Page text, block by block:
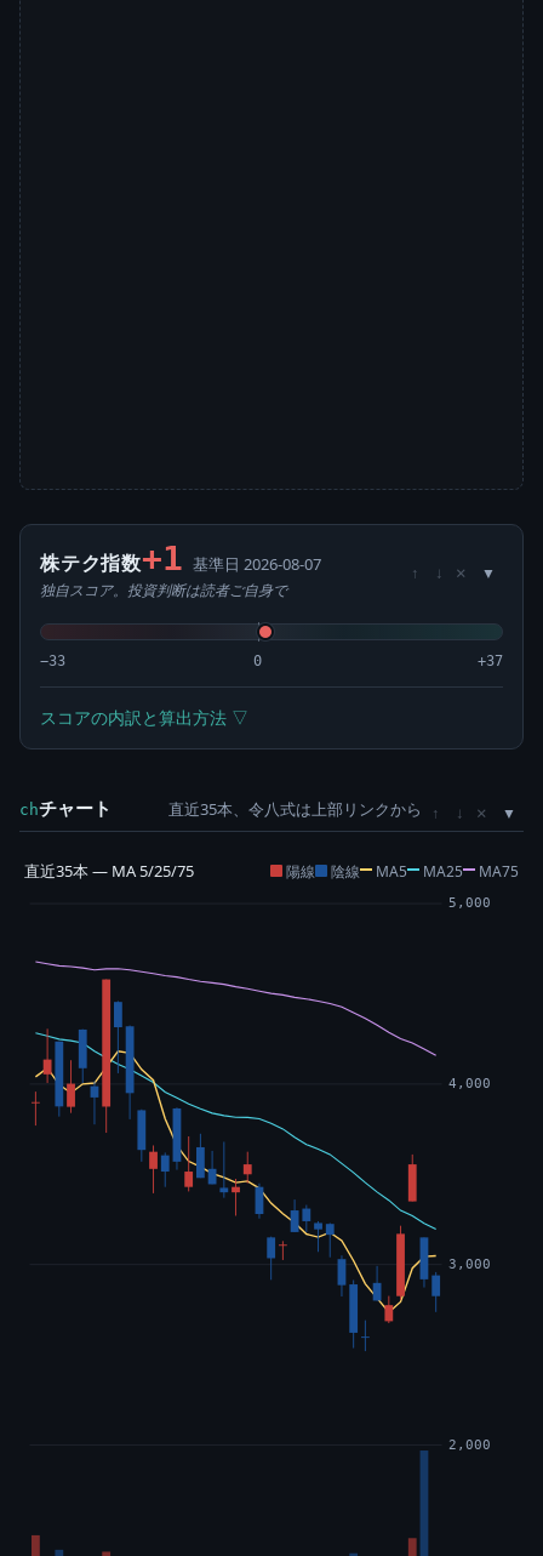
株テク指数+1 基準日 2026-08-07
独自スコア。投資判断は読者ご自身で
↑ ↓ ×
−33 0 +37
スコアの内訳と算出方法 ▽
chチャート 直近35本、令八式は上部リンクから ↑ ↓ ×
直近35本 — MA 5/25/75 陽線 陰線 MA5 MA25 MA75
2,000
3,000
4,000
5,000